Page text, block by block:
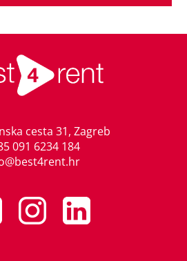
cesta 31, Zagreb
091 6234 184